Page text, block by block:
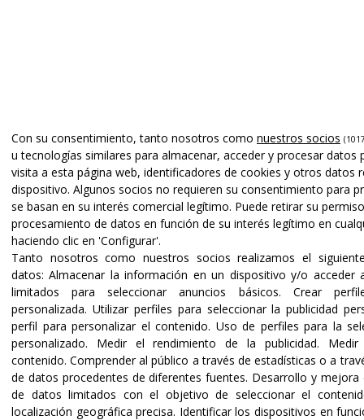
Con su consentimiento, tanto nosotros como nuestros socios
u tecnologías similares para almacenar, acceder y procesar datos
visita a esta página web, identificadores de cookies y otros datos
dispositivo. Algunos socios no requieren su consentimiento para
se basan en su interés comercial legítimo. Puede retirar su
procesamiento de datos en función de su interés legítimo en
haciendo clic en 'Configurar'.
Tanto nosotros como nuestros socios realizamos el
datos:Almacenar la información en un dispositivo y/o acceder
limitados para seleccionar anuncios básicos. Crear
personalizada. Utilizar perfiles para seleccionar la publicidad
perfil para personalizar el contenido. Uso de perfiles para la
personalizado. Medir el rendimiento de la publicidad.
contenido.Comprender al público a través de estadísticas o a
de datos procedentes de diferentes fuentes. Desarrollo y mejora
de datos limitados con el objetivo de seleccionar el
localización geográfica precisa. Identificar los dispositivos en